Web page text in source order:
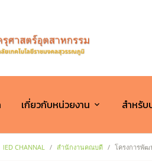
เกี่ยวกับหน่วยงาน สำหรับ
IED CHANNAL สำนักงานคณบดี โครงการพัฒ